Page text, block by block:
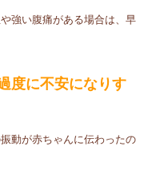
強い腹痛がある場合は、早
度に不安になりす
動が赤ちゃんに伝わったの